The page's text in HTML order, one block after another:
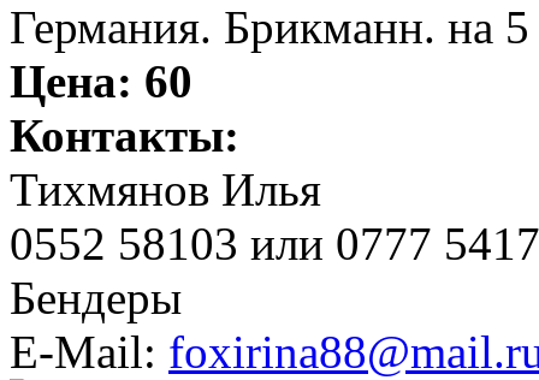
Германия. Брикманн. на 5
Цена: 60
Контакты:
Тихмянов Илья
0552 58103 или 0777
Бендеры
E-Mail: